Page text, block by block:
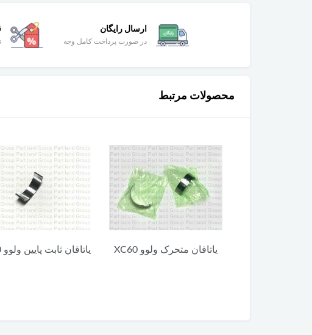
ارسال رایگان
در صورت پرداخت کامل وجه تا
محصولات مرتبط
یاتاقان متحرک ولوو XC60 یاتاقان ثابت پایین ولوو XC60